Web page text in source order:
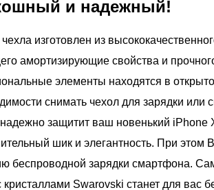
и надежный!
чехла изготовлен из
амортизирующие свойства и
элементы находятся в
снимать чехол для зарядки или
надежно защитит ваш новенький iPhone
шик и элегантность. При этом
беспроводной зарядки смартфона.
кристаллами Swarovski станет для вас